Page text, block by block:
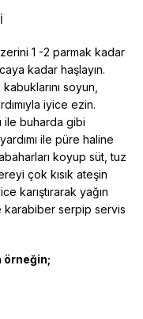
1 -2 parmak kadar
kadar haşlayın.
soyun,
iyice ezin.
ile buharda gibi
ile püre haline
koyup süt, tuz
çok kısık ateşin
karıştırarak yağın
karabiber serpip servis
örneğin;